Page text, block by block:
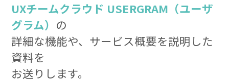
UXチームクラウド USERGRAM（ユーザ
グラム） の
詳細な機能や、サービス概要を説明した
資料を
お送りします。